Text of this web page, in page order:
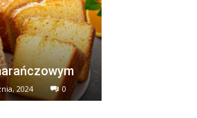
2024 0